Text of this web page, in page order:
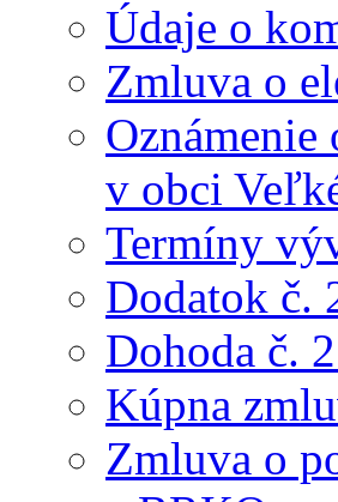
Údaje o
Zmluva o
v obci
Termíny
Dodatok č.
Dohoda č.
Kúpna
Zmluva o